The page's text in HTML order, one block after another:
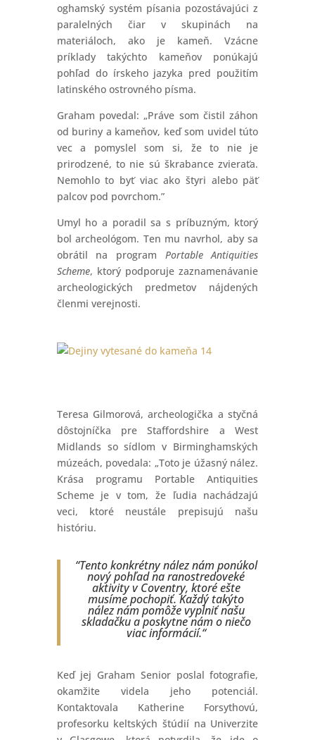
oghamský systém písania pozostávajúci z
paralelných čiar v skupinách na
materiáloch, ako je kameň. Vzácne
príklady takýchto kameňov ponúkajú
pohľad do írskeho jazyka pred použitím
latinského ostrovného písma.
Graham povedal: „Práve som čistil záhon
od buriny a kameňov, keď som uvidel túto
vec a pomyslel som si, že to nie je
prirodzené, to nie sú škrabance zvieraťa.
Nemohlo to byť viac ako štyri alebo päť
palcov pod povrchom.”
Umyl ho a poradil sa s príbuzným, ktorý
bol archeológom. Ten mu navrhol, aby sa
obrátil na program Portable Antiquities
Scheme, ktorý podporuje zaznamenávanie
archeologických predmetov nájdených
členmi verejnosti.
Teresa Gilmorová, archeologička a styčná
dôstojníčka pre Staffordshire a West
Midlands so sídlom v Birminghamských
múzeách, povedala: „Toto je úžasný nález.
Krása programu Portable Antiquities
Scheme je v tom, že ľudia nachádzajú
veci, ktoré neustále prepisujú našu
históriu.
“Tento konkrétny nález nám ponúkol
nový pohľad na ranostredoveké
aktivity v Coventry, ktoré ešte
musíme pochopiť. Každý takýto
nález nám pomôže vyplniť našu
skladačku a poskytne nám o niečo
viac informácií.“
Keď jej Graham Senior poslal fotografie,
okamžite videla jeho potenciál.
Kontaktovala Katherine Forsythovú,
profesorku keltských štúdií na Univerzite